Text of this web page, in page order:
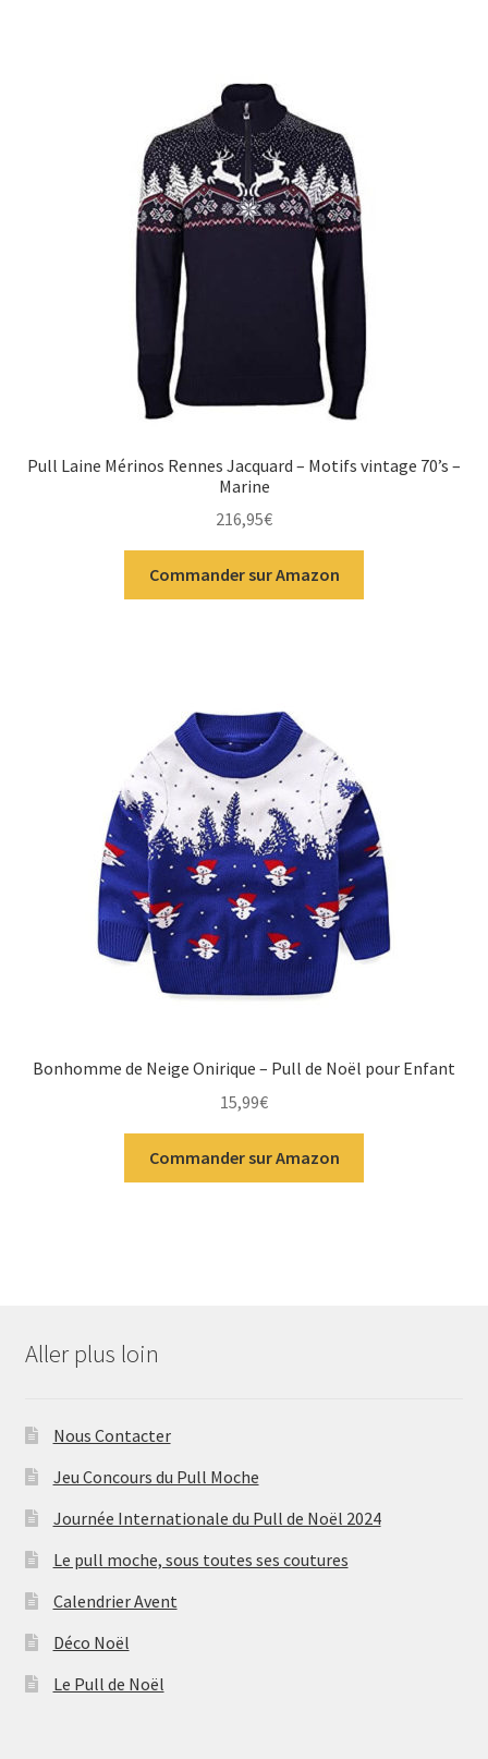
Pull Laine Mérinos Rennes Jacquard – Motifs vintage 70’s –
Marine
216,95€
Commander sur Amazon
Bonhomme de Neige Onirique – Pull de Noël pour Enfant
15,99€
Commander sur Amazon
Aller plus loin
Nous Contacter
Jeu Concours du Pull Moche
Journée Internationale du Pull de Noël 2024
Le pull moche, sous toutes ses coutures
Calendrier Avent
Déco Noël
Le Pull de Noël